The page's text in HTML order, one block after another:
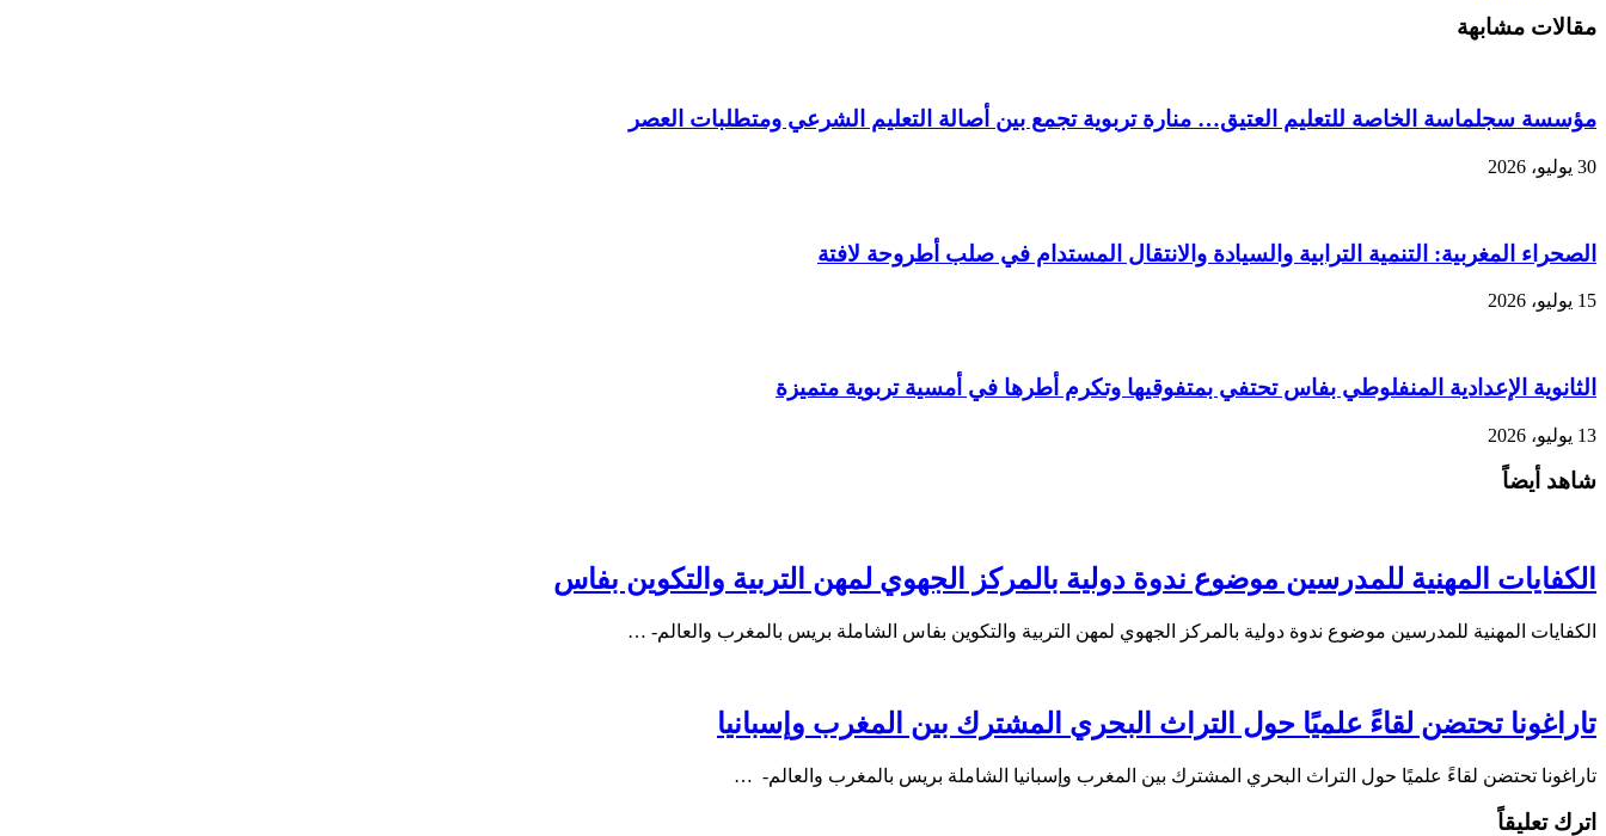
مقالات مشابهة
مؤسسة سجلماسة الخاصة للتعليم العتيق… منارة تربوية تجمع بين أصالة التعليم الشرعي ومتطلبات العصر
30 يوليو، 2026
الصحراء المغربية: التنمية الترابية والسيادة والانتقال المستدام في صلب أطروحة لافتة
15 يوليو، 2026
الثانوية الإعدادية المنفلوطي بفاس تحتفي بمتفوقيها وتكرم أطرها في أمسية تربوية متميزة
13 يوليو، 2026
شاهد أيضاً
الكفايات المهنية للمدرسين موضوع ندوة دولية بالمركز الجهوي لمهن التربية والتكوين بفاس
الكفايات المهنية للمدرسين موضوع ندوة دولية بالمركز الجهوي لمهن التربية والتكوين بفاس الشاملة بريس بالمغرب والعالم- …
تاراغونا تحتضن لقاءً علميًا حول التراث البحري المشترك بين المغرب وإسبانيا
تاراغونا تحتضن لقاءً علميًا حول التراث البحري المشترك بين المغرب وإسبانيا الشاملة بريس بالمغرب والعالم- …
اترك تعليقاً